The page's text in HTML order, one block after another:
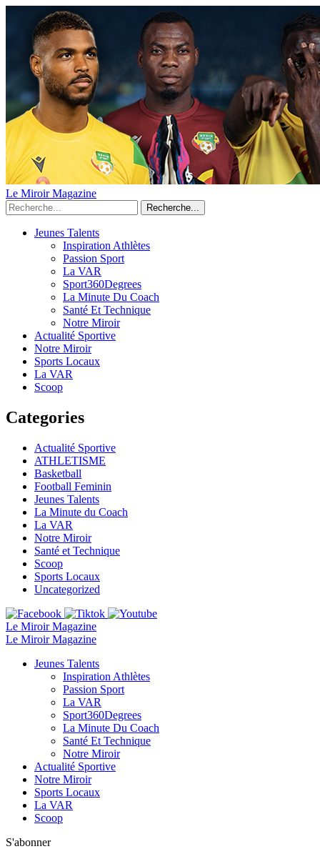
Le Miroir Magazine
Recherche...
Jeunes Talents
Inspiration Athlètes
Passion Sport
La VAR
Sport360Degrees
La Minute Du Coach
Santé Et Technique
Notre Miroir
Actualité Sportive
Notre Miroir
Sports Locaux
La VAR
Scoop
Categories
Actualité Sportive
ATHLETISME
Basketball
Football Feminin
Jeunes Talents
La Minute du Coach
La VAR
Notre Miroir
Santé et Technique
Scoop
Sports Locaux
Uncategorized
Le Miroir Magazine
Le Miroir Magazine
Jeunes Talents
Inspiration Athlètes
Passion Sport
La VAR
Sport360Degrees
La Minute Du Coach
Santé Et Technique
Notre Miroir
Actualité Sportive
Notre Miroir
Sports Locaux
La VAR
Scoop
S'abonner